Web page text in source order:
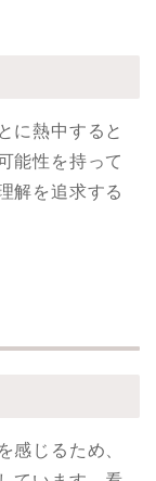
に熱中すると
能性を持って
解を追求する
感じるため、